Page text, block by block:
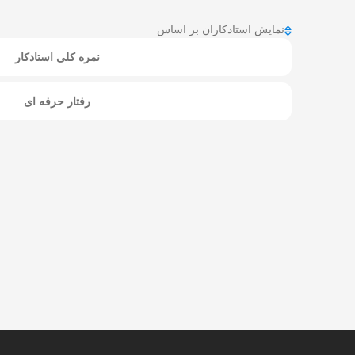
نمایش استادکاران بر اساس
نمره کلی استادکار
رفتار حرفه ای